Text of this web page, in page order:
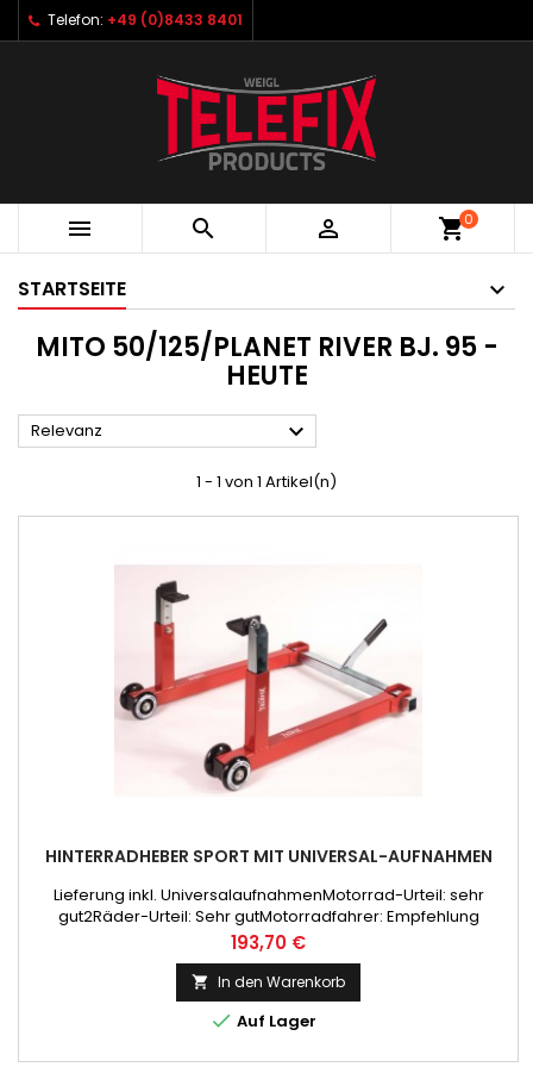
Telefon: +49 (0)8433 8401
   shopping_cart0
STARTSEITE
MITO 50/125/PLANET RIVER BJ. 95 -
HEUTE
Relevanz 
1 - 1 von 1 Artikel(n)
HINTERRADHEBER SPORT MIT UNIVERSAL-AUFNAHMEN
Lieferung inkl. UniversalaufnahmenMotorrad-Urteil: sehr
gut2Räder-Urteil: Sehr gutMotorradfahrer: Empfehlung
Preis
193,70 €
 In den Warenkorb
 Auf Lager